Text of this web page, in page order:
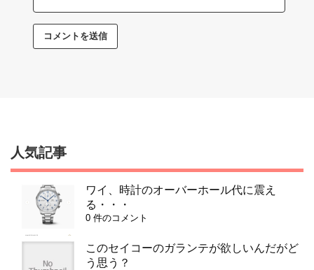
人気記事
ワイ、時計のオーバーホール代に震え
る・・・
0 件のコメント
このセイコーのガランテが欲しいんだがど
う思う？